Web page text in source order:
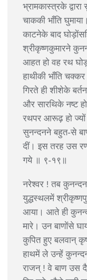
भ्रामकास्त्रके
चाककी भाँति
काटनेके बाद
श्रीकृष्णकुमारने
आहत हो वह रथ
हाथीकी भाँति
गिरते ही शीशेके
और सारथिके नष्ट
रथपर आरूढ़ हो ज्यों
सुनन्दनने बहुत-से
दीं। इस तरह उस
गये ॥ ९-१९॥
नरेश्वर ! तब
युद्धस्थलमें
आया। आते ही
मारे। उन बाणोंसे
कुपित हुए बलवान्
हाथमें ले उन्हें
राजन् ! वे बाण उस